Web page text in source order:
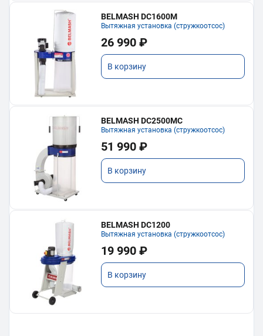
BELMASH DC1600M
Вытяжная установка (стружкоотсос)
26 990 ₽
В корзину
BELMASH DC2500MC
Вытяжная установка (стружкоотсос)
51 990 ₽
В корзину
BELMASH DC1200
Вытяжная установка (стружкоотсос)
19 990 ₽
В корзину